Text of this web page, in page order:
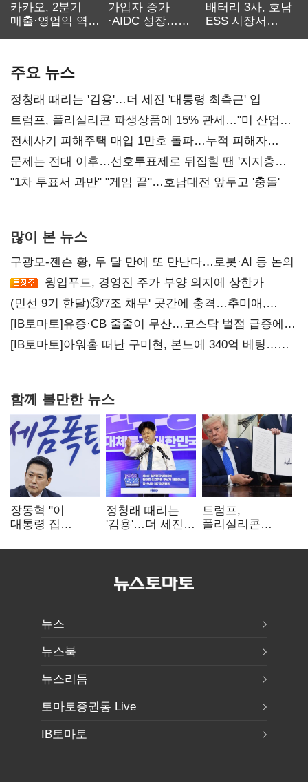
카카오, 2분기
매출·영업익 역대
가입자 증가
·AIDC 성장…
배터리 3사, 호남
ESS 시장서
주요 뉴스
정청래 때리는 '김용'…더 세진 '대통령 최측근' 입
트럼프, 폴리실리콘 파생상품에 15% 관세…"미 산업
재건"
전세사기 피해주택 매입 1만호 돌파…누적 피해자
4만278명
문제는 전대 이후…선호투표제로 뒤집힐 땐 '지지층
불복'
"1차 투표서 과반" "게임 끝"…호남대전 앞두고 '충돌'
많이 본 뉴스
구광모-젠슨 황, 두 달 만에 또 만난다…로봇·AI 등 논의
윙입푸드, 경영진 주가 부양 의지에 상한가
(민선 9기 한달)③'7조 채무' 곳간에 충격…추미애,
20년만에 '비상재정' 선언 승부수
[IB토마토]유증·CB 줄줄이 무산…코스닥 벌점 급증에
상폐 압박
[IB토마토]아워홈 떠난 구미현, 본느에 340억 베팅…
함께 볼만한 뉴스
장동혁 "이
대통령 집
폭탄…'내로남불'"
정청래 때리는
'김용'…더 세진
입
트럼프,
폴리실리콘
관세…"미 산업
뉴스
뉴스북
뉴스리듬
토마토증권통 Live
IB토마토